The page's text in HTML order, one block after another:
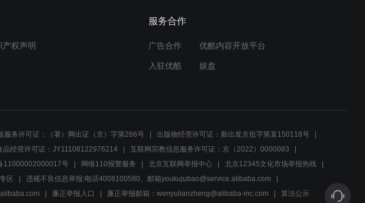
白富美爱上挤公交车的小
02:58
田园怀疑男友出轨，一调查
才发现他竟脚踏五条船
产权声明
服务合作
广告合作 优酷内容开放平台
入驻优酷 娱盘
服务许可证：（署）网出证（京）字第266号
出版物经营许可证：新出发京批字第直150118号
品经营许可证：JY11108122976214
互联网宗教信息服务许可证：京（2022）0000083
11000002000017号 网络110报警服务 北京互联网举报中心
北京12345文化市场举报热线
区
违规不良信息举报:电话4008100580、邮箱youkujubao@service.alibaba.com
廉正举报入口 廉正举报邮箱：wenyulianzheng@alibaba-inc.com 算法公示